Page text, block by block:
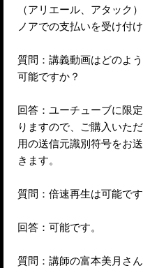
（アリエール、アタック
ノアでの支払いを受け付け
質問：講義動画はどのよ
可能ですか？
回答：ユーチューブに限
りますので、ご購入いた
用の送信元識別符号をお
きます。
質問：倍速再生は可能で
回答：可能です。
質問：講師の富本美月さ